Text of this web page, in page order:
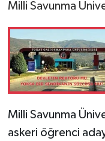
Milli Savunma
Milli Savunma
askeri öğrenci